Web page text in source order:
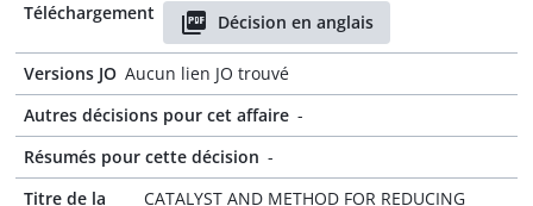
Téléchargement
Décision en anglais
Versions JO Aucun lien JO trouvé
Autres décisions pour cet affaire -
Résumés pour cette décision -
Titre de la
CATALYST AND METHOD FOR REDUCING